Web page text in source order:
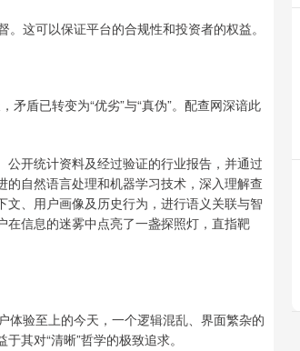
这可以保证平台的合规性和投资者的权益。
矛盾已转变为“优劣”与“真伪”。配查网深谙此
开统计资料及经过验证的行业报告，并通过
自然语言处理和机器学习技术，深入理解查
、用户画像及历史行为，进行语义关联与智
信息的迷雾中点亮了一盏探照灯，直指靶
体验至上的今天，一个逻辑混乱、界面繁杂的
其对“清晰”哲学的极致追求。